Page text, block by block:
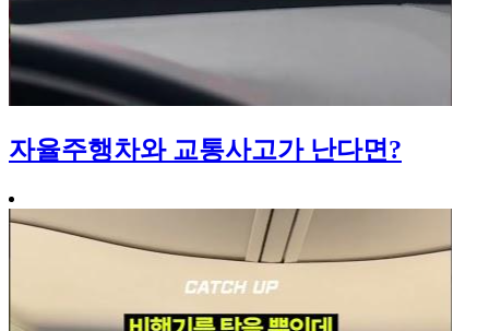
자율주행차와 교통사고가 난다면?